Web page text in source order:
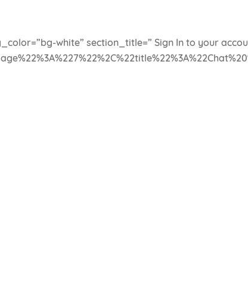
white” section_title=” Sign In to your